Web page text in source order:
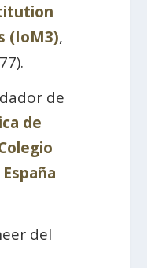
(IoM3),
de
de
del